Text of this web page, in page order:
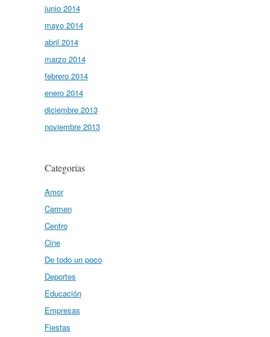
junio 2014
mayo 2014
abril 2014
marzo 2014
febrero 2014
enero 2014
diciembre 2013
noviembre 2013
Categorías
Amor
Carmen
Centro
Cine
De todo un poco
Deportes
Educación
Empresas
Fiestas